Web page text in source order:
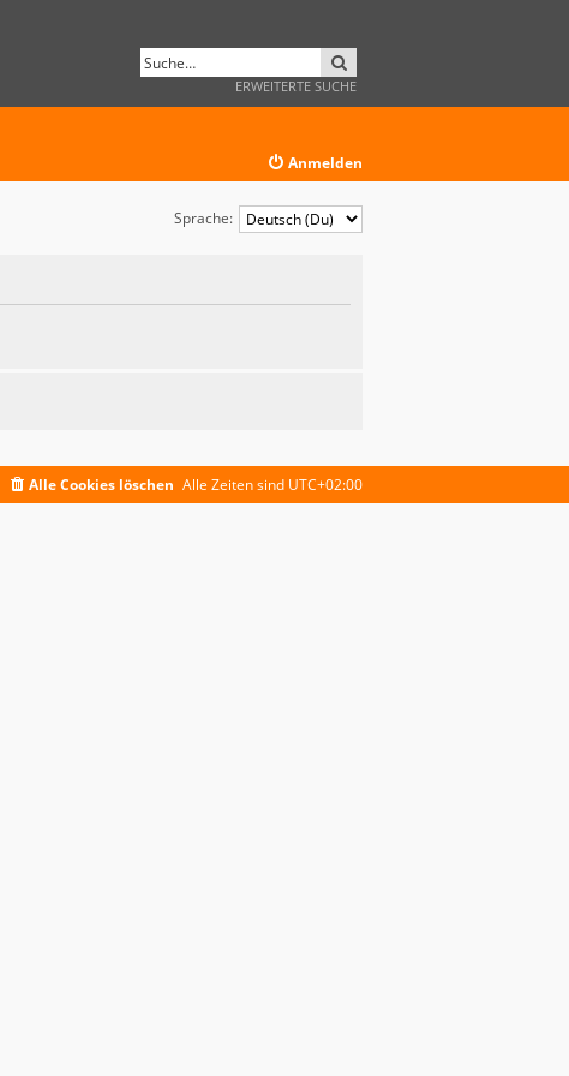
ERWEITERTE SUCHE
Anmelden
Sprache:
Alle Zeiten sind UTC+02:00
Alle Cookies löschen